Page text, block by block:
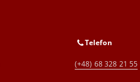
Telefon
(+48) 68 328 21 55